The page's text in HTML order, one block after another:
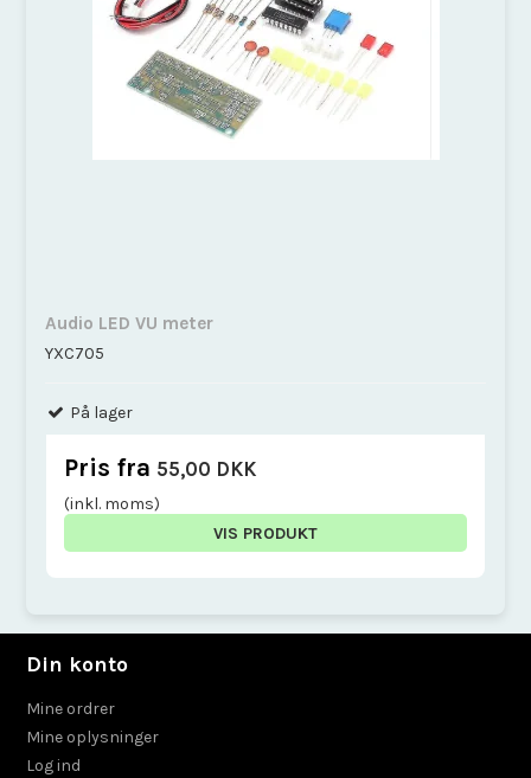
Audio LED VU meter
YXC705
På lager
Pris fra 55,00 DKK
(inkl. moms)
VIS PRODUKT
Din konto
Mine ordrer
Mine oplysninger
Log ind